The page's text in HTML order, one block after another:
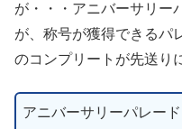
が・・・アニバーサリー
が、称号が獲得できるパ
のコンプリートが先送り
アニバーサリーパレー